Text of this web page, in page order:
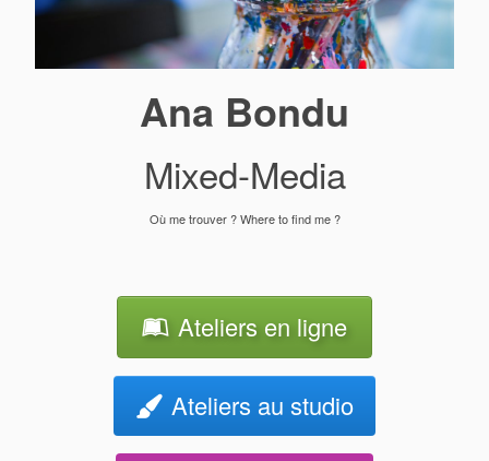
Ana Bondu
Mixed-Media
Où me trouver ? Where to find me ?
Ateliers en ligne
Ateliers au studio